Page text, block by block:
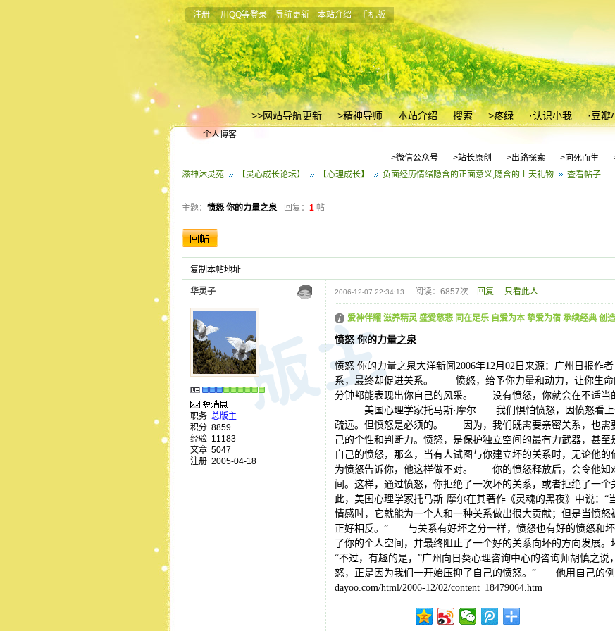
注册 用QQ等登录 导航更新 本站介绍 手机版
·豆瓣
·认识小我
>疼绿
搜索
本站介绍
>精神导师
>>网站导航更新
个人博客
>向死而生
>出路探索
>站长原创
>微信公众号
滋神沐灵苑
【灵心成长论坛】 【心理成长】 负面经历情绪隐含的正面意义,隐含的上天礼物 查看帖子
主题： 愤怒 你的力量之泉 回复： 1 帖
复制本帖地址
华灵子 2006-12-07 22:34:13 阅读：6857次 回复 只看此人
职务 总版主
积分 8859
经验 11183
文章 5047
注册 2005-04-18
爱神伴耀 滋养精灵 盛愛慈悲 同在足乐 自爱为本 挚爱为宿 承续经典 创
愤怒 你的力量之泉
愤怒 你的力量之泉大洋新闻2006年12月02日来源：广州日报作
系，最终却促进关系。 愤怒，给予你力量和动力，让你生命
分钟都能表现出你自己的风采。 没有愤怒，你就会在不适当
——美国心理学家托马斯·摩尔 我们惧怕愤怒，因愤怒看上
疏远。但愤怒是必须的。 因为，我们既需要亲密关系，也需
己的个性和判断力。愤怒，是保护独立空间的最有力武器，
自己的愤怒，那么，当有人试图与你建立坏的关系时，无论他的
为愤怒告诉你，他这样做不对。 你的愤怒释放后，会令他知
间。这样，通过愤怒，你拒绝了一次坏的关系，或者拒绝了
此，美国心理学家托马斯·摩尔在其著作《灵魂的黑夜》中说：“
情感时，它就能为一个人和一种关系做出很大贡献；但是当愤怒
正好相反。” 与关系有好坏之分一样，愤怒也有好的愤怒和坏
了你的个人空间，并最终阻止了一个好的关系向坏的方向发
“不过，有趣的是，”广州向日葵心理咨询中心的咨询师胡慎之说
怒，正是因为我们一开始压抑了自己的愤怒。” 他用自己的例
dayoo.com/html/2006-12/02/content_18479064.htm